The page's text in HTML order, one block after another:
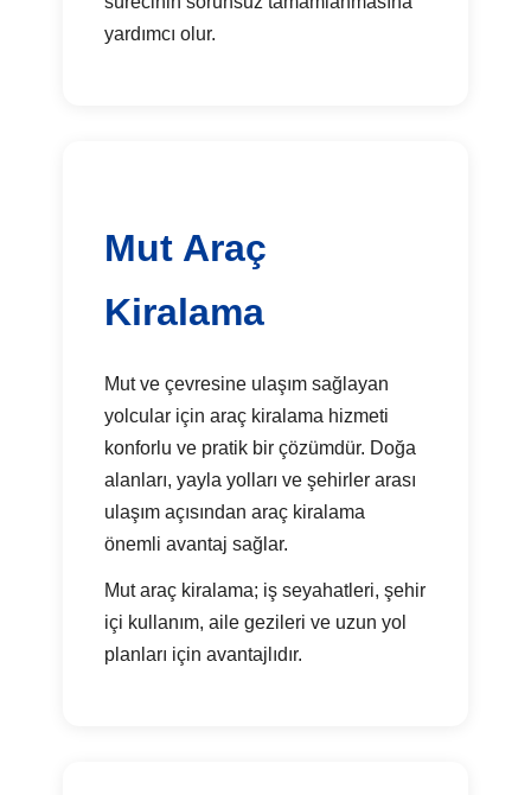
yardımcı olur.
Mut Araç
Kiralama
Mut ve çevresine ulaşım sağlayan
yolcular için araç kiralama hizmeti
konforlu ve pratik bir çözümdür. Doğa
alanları, yayla yolları ve şehirler arası
ulaşım açısından araç kiralama
önemli avantaj sağlar.
Mut araç kiralama; iş seyahatleri, şehir
içi kullanım, aile gezileri ve uzun yol
planları için avantajlıdır.